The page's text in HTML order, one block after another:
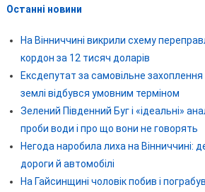
Останні новини
На Вінниччині викрили схему
кордон за 12 тисяч доларів
Ексдепутат за самовільне захоплення
землі відбувся умовним терміном
Зелений Південний Буг і «ідеальні»
проби води і про що вони не говорять
Негода наробила лиха на Вінниччині:
дороги й автомобілі
На Гайсинщині чоловік побив і